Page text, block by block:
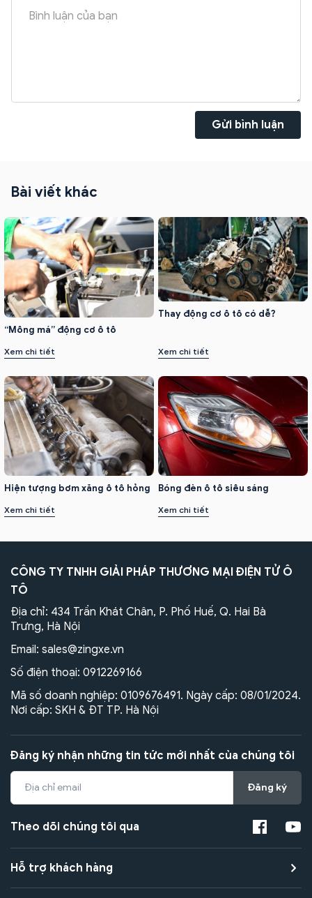
Gửi bình luận
Bài viết khác
“Mông má” động cơ ô tô
Xem chi tiết
Thay động cơ ô tô có dễ?
Xem chi tiết
Hiện tượng bơm xăng ô tô hỏng
Xem chi tiết
Bóng đèn ô tô siêu sáng
Xem chi tiết
CÔNG TY TNHH GIẢI PHÁP THƯƠNG MẠI ĐIỆN TỬ Ô
TÔ
Địa chỉ: 434 Trần Khát Chân, P. Phố Huế, Q. Hai Bà
Trưng, Hà Nội
Email: sales@zingxe.vn
Số điện thoại: 0912269166
Mã số doanh nghiệp: 0109676491. Ngày cấp: 08/01/2024.
Nơi cấp: SKH & ĐT TP. Hà Nội
Đăng ký nhận những tin tức mới nhất của chúng tôi
Đăng ký
Theo dõi chúng tôi qua
Hỗ trợ khách hàng